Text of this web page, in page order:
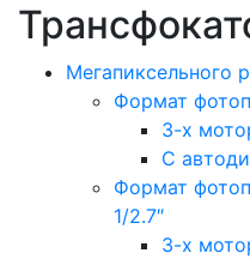
Мегапиксельного
Формат
3-х
С
Формат
1/2.7″
3-х